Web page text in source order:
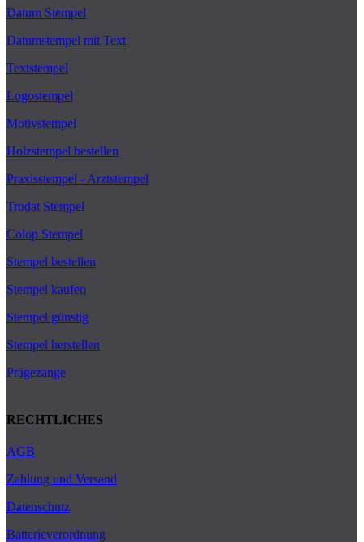
Datum Stempel
Datumstempel mit Text
Textstempel
Logostempel
Motivstempel
Holzstempel bestellen
Praxisstempel - Arztstempel
Trodat Stempel
Colop Stempel
Stempel bestellen
Stempel kaufen
Stempel günstig
Stempel herstellen
Prägezange
RECHTLICHES
AGB
Zahlung und Versand
Datenschutz
Batterieverordnung